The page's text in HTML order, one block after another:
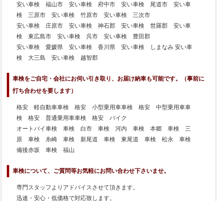
安い車検 福山市 安い車検 府中市 安い車検 尾道市 安い車
検 三原市 安い車検 竹原市 安い車検 三次市
安い車検 庄原市 安い車検 神石郡 安い車検 世羅郡 安い車
検 東広島市 安い車検 呉市 安い車検 豊田郡
安い車検 愛媛県 安い車検 香川県 安い車検 しまなみ 安い車
検 大三島 安い車検 越智郡
車検をご自宅・会社にお伺い引き取り、お届け納車も可能です。（事前に
打ち合わせを要します）
格安 軽自動車車検 格安 小型乗用車車検 格安 中型乗用車車
検 格安 普通乗用車車検 格安 バイク
オートバイ車検 車検 白市 車検 河内 車検 本郷 車検 三
原 車検 糸崎 車検 新尾道 車検 東尾道 車検 松永 車検
備後赤坂 車検 福山
車検について、ご質問等お気軽にお問い合わせ下さいませ。
専門スタッフよりアドバイスさせて頂きます。
迅速・安心・低価格で対応致します。